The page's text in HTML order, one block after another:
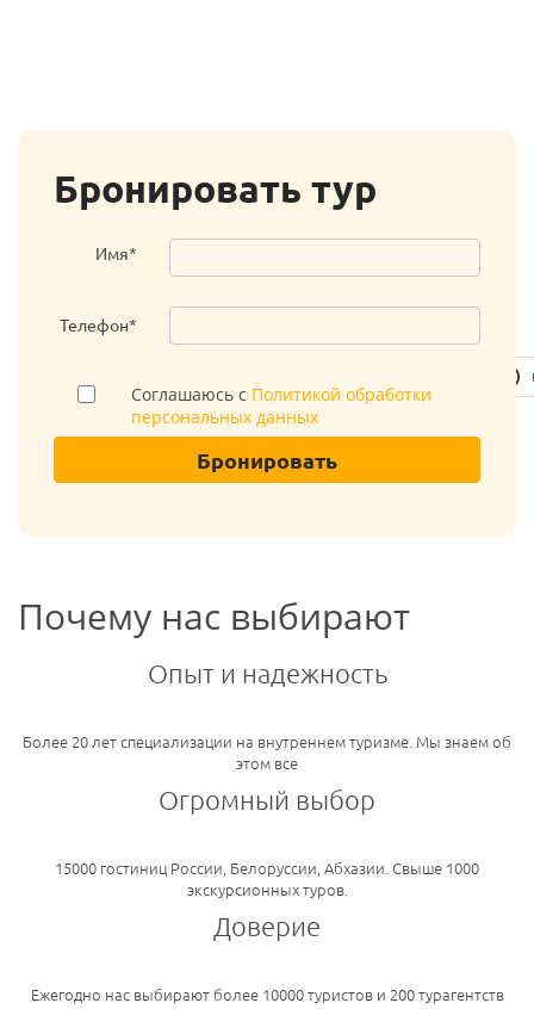
Бронировать тур
Имя*
Телефон*
Соглашаюсь с Политикой обработки
персональных данных
Бронировать
Почему нас выбирают
Опыт и надежность
Более 20 лет специализации на внутреннем туризме. Мы знаем об
этом все
Огромный выбор
15000 гостиниц России, Белоруссии, Абхазии. Свыше 1000
экскурсионных туров.
Доверие
Ежегодно нас выбирают более 10000 туристов и 200 турагентств